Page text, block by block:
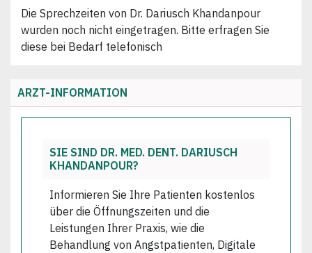
Die Sprechzeiten von Dr. Dariusch Khandanpour
wurden noch nicht eingetragen. Bitte erfragen Sie
diese bei Bedarf telefonisch
ARZT-INFORMATION
SIE SIND DR. MED. DENT. DARIUSCH
KHANDANPOUR?
Informieren Sie Ihre Patienten kostenlos
über die Öffnungszeiten und die
Leistungen Ihrer Praxis, wie die
Behandlung von Angstpatienten, Digitale